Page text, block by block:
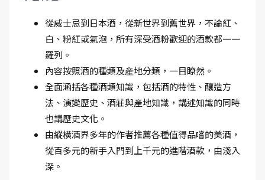
從威士忌到日本酒，從新世界到舊世界，不論紅、
白、粉紅或氣泡，所有深受酒粉歡迎的酒款都一一
羅列。
內容按照酒的種類及産地分類，一目瞭然。
全面涵括各種酒類知識，包括酒的特性、釀造方
法、演變歷史、酒莊與產地知識，講述知識的同時
也講歷史文化。
由縱橫酒界多年的作者推薦各種值得品嚐的美酒，
從百多元的新手入門到上千元的進階酒款，由淺入
深。